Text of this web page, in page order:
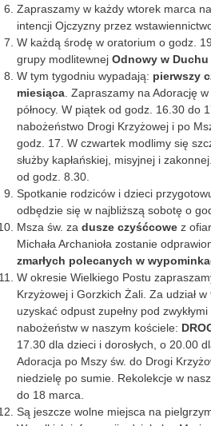
Zapraszamy w każdy wtorek marca
intencji Ojczyzny przez
W każdą środę w oratorium o godz.
grupy modlitewnej Odnowy w Duchu
W tym tygodniu wypadają: pierwszy
miesiąca. Zapraszamy na Adorację
północy. W piątek od godz. 16.30 do
nabożeństwo Drogi Krzyżowej i po
godz. 17. W czwartek modlimy się
służby kapłańskiej, misyjnej i
od godz. 8.30.
Spotkanie rodziców i dzieci
odbędzie się w najbliższą sobotę o
Msza św. za dusze czyśćcowe z
Michała Archanioła zostanie
zmarłych polecanych w
W okresie Wielkiego Postu
Krzyżowej i Gorzkich Żali. Za udział
uzyskać odpust zupełny pod
nabożeństw w naszym kościele:
17.30 dla dzieci i dorosłych, o 20.00
Adoracja po Mszy św. do Drogi
niedzielę po sumie. Rekolekcje w
do 18 marca.
Są jeszcze wolne miejsca na